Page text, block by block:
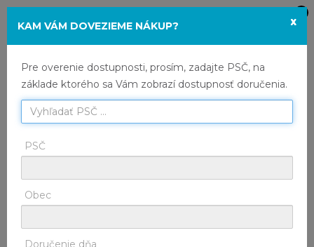
Toggle
HOME Trh Údené ryby
KAM VÁM DOVEZIEME NÁKUP? x
Pre overenie dostupnosti, prosím, zadajte PSČ, na
základe ktorého sa Vám zobrazí dostupnosť doručenia.
PSČ
Obec
Doručenie dňa
Prečítajte si informácie o tom, ako cookies
používame a ako ich používanie môžete odmietnuť
nastavením svojho internetového prehliadača.
SÚHLASÍM
GDPR